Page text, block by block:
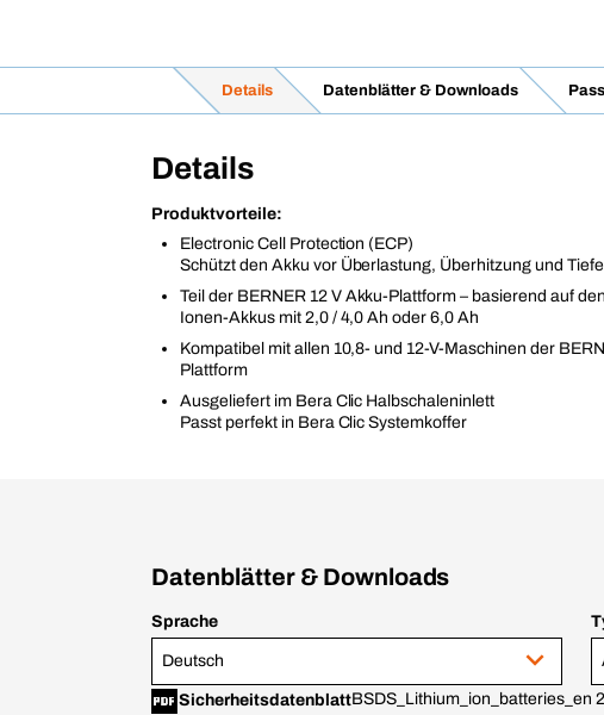
Details Datenblätter & Downloads
Details
Produktvorteile:
Electronic Cell Protection (ECP)
Schützt den Akku vor Überlastung, Überhitzung und
Teil der BERNER 12 V Akku-Plattform – basierend auf
Ionen-Akkus mit 2,0 / 4,0 Ah oder 6,0 Ah
Kompatibel mit allen 10,8- und 12-V-Maschinen der
Plattform
Ausgeliefert im Bera Clic Halbschaleninlett
Passt perfekt in Bera Clic Systemkoffer
Datenblätter & Downloads
Sprache
Deutsch
SicherheitsdatenblattBSDS_Lithium_ion_batteries_en